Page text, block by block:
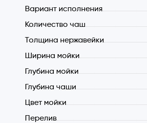
Вариант исполнения
Количество чаш
Толщина нержавейки
Ширина мойки
Глубина мойки
Глубина чаши
Цвет мойки
Перелив